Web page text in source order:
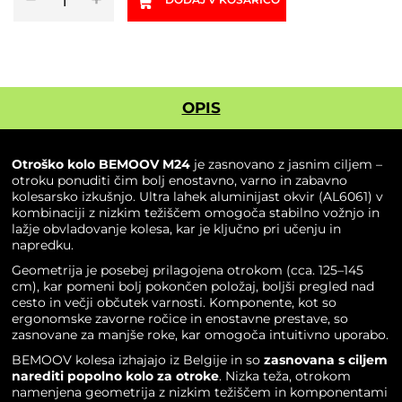
kolo
OPIS
Otroško kolo BEMOOV M24je zasnovano z jasnim ciljem –
otroku ponuditi čim bolj enostavno, varno in zabavno
kolesarsko izkušnjo. Ultra lahek aluminijast okvir (AL6061) v
kombinaciji z nizkim težiščem omogoča stabilno vožnjo in
lažje obvladovanje kolesa, kar je ključno pri učenju in
napredku.
Geometrija je posebej prilagojena otrokom (cca. 125–145
cm), kar pomeni bolj pokončen položaj, boljši pregled nad
cesto in večji občutek varnosti. Komponente, kot so
ergonomske zavorne ročice in enostavne prestave, so
zasnovane za manjše roke, kar omogoča intuitivno uporabo.
BEMOOV kolesa izhajajo iz Belgije in so zasnovana s ciljem
narediti popolno kolo za otroke. Nizka teža, otrokom
namenjena geometrija z nizkim težiščem in komponentami